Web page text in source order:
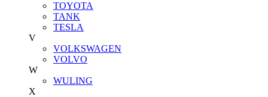
TOYOTA
TANK
TESLA
V
VOLKSWAGEN
VOLVO
W
WULING
X